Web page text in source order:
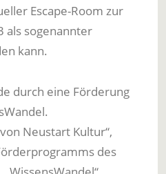
Escape-Room zur
als sogenannter
kann.
durch eine Förderung
Neustart Kultur“,
des